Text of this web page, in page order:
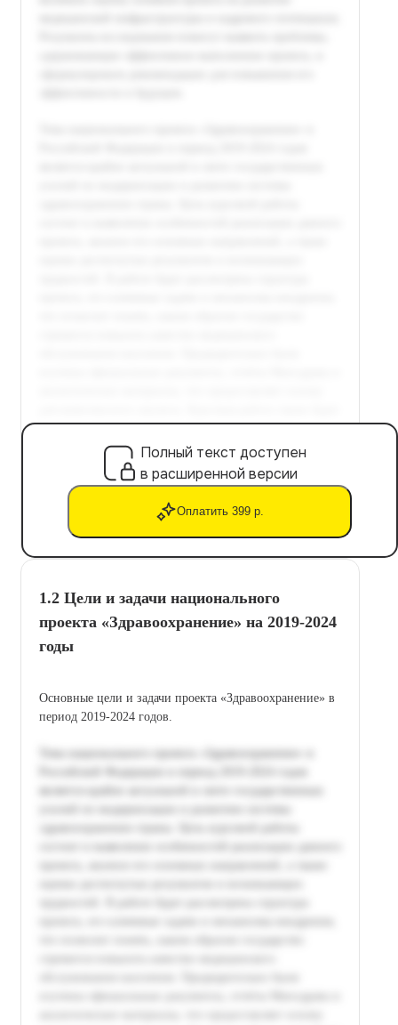
Полный текст доступен
в расширенной версии
Оплатить 399 р.
1.2 Цели и задачи национального
проекта «Здравоохранение» на 2019-2024
годы
Основные цели и задачи проекта «Здравоохранение» в
период 2019-2024 годов.